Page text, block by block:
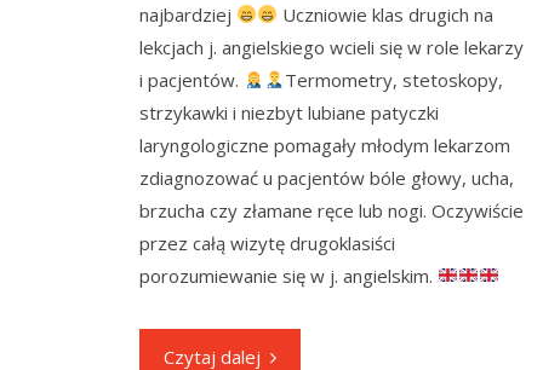
najbardziej
Uczniowie klas drugich na
lekcjach j. angielskiego wcieli się w role lekarzy
i pacjentów.
Termometry, stetoskopy,
strzykawki i niezbyt lubiane patyczki
laryngologiczne pomagały młodym lekarzom
zdiagnozować u pacjentów bóle głowy, ucha,
brzucha czy złamane ręce lub nogi. Oczywiście
przez całą wizytę drugoklasiści
porozumiewanie się w j. angielskim.
Czytaj dalej